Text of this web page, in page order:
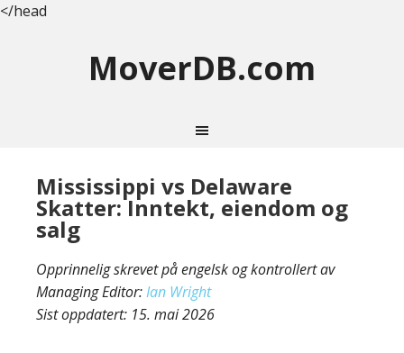
</head
MoverDB.com
Mississippi vs Delaware
Skatter: Inntekt, eiendom og
salg
Opprinnelig skrevet på engelsk og kontrollert av
Managing Editor:Ian Wright
Sist oppdatert: 15. mai 2026